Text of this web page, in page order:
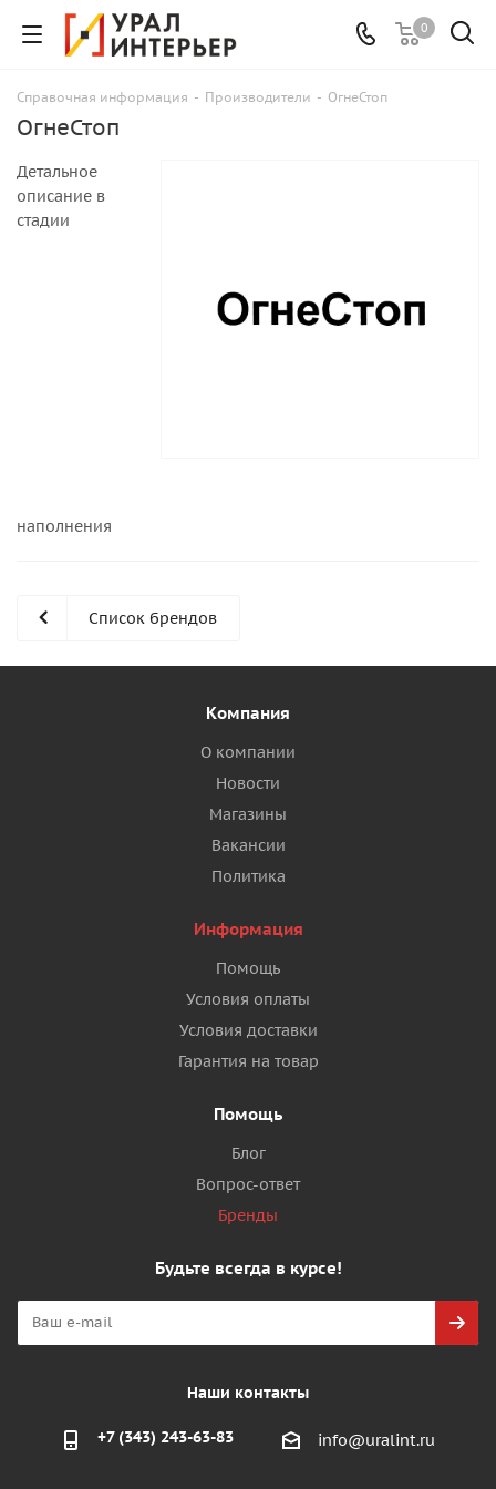
0
Справочная информация - Производители - ОгнеСтоп
ОгнеСтоп
Детальное
описание в
стадии
наполнения
Список брендов
Компания
О компании
Новости
Магазины
Вакансии
Политика
Информация
Помощь
Условия оплаты
Условия доставки
Гарантия на товар
Помощь
Блог
Вопрос-ответ
Бренды
Будьте всегда в курсе!
Наши контакты
+7 (343) 243-63-83 info@uralint.ru